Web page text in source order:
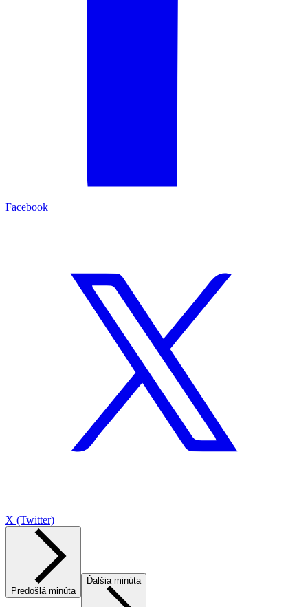
Facebook
X (Twitter)
Predošlá minúta
Ďalšia minúta